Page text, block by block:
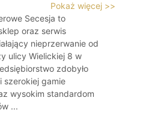
Pokaż więcej >>
Secesja to
oraz serwis
nieprzerwanie od
ulicy Wielickiej 8 w
zdobyło
szerokiej gamie
wysokim standardom
...